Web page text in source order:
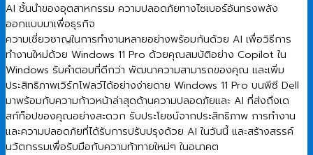
AI ชั้นนำของอุตสาหกรรม ความปลอดภัยทางไซเบอร์อันทรงพลัง
ออกแบบมาเพื่อธุรกิจ
ความเชี่ยวชาญในการทำงานหลายอย่างพร้อมกันด้วย AI เพื่อวิธีการ
ทำงานใหม่ด้วย Windows 11 Pro ด้วยคุณสมบัติอย่าง Copilot ใน
Windows รับคำตอบที่ดีกว่า พัฒนาความสามารถของคุณ และเพิ่ม
ประสิทธิภาพเวิร์กโฟลว์ได้อย่างง่ายดาย Windows 11 Pro บนพีซี Dell
มาพร้อมกับความก้าวหน้าล่าสุดด้านความปลอดภัยและ AI ที่ส่งถึงเด
สก์ท็อปของคุณอย่างสะดวก รับประโยชน์จากประสิทธิภาพ การทำงาน
และความปลอดภัยที่ได้รับการปรับปรุงด้วย AI ในวันนี้ และสร้างสรรค์
นวัตกรรมเพื่อรับมือกับความท้าทายใหม่ๆ ในอนาคต